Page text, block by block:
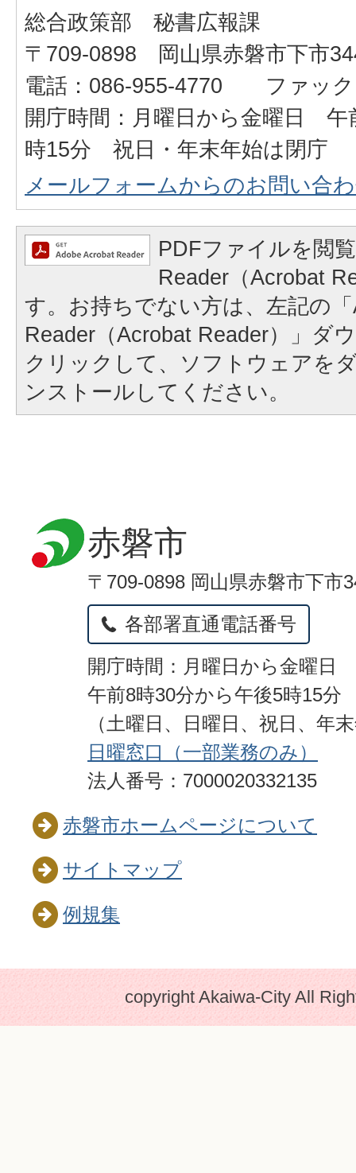
総合政策部 秘書広報課
〒709-0898 岡山県赤磐市下市
電話：086-955-4770 ファック
開庁時間：月曜日から金曜日 午
時15分 祝日・年末年始は閉庁
メールフォームからのお問い合
PDFファイルを閲
Reader（Acrobat
す。お持ちでない方は、左記の
Reader（Acrobat Reader）」ダ
クリックして、ソフトウェアを
ンストールしてください。
赤磐市
〒709-0898 岡山県赤磐市下市
各部署直通電話番号
開庁時間：月曜日から金曜日
午前8時30分から午後5時15分
（土曜日、日曜日、祝日、年
日曜窓口（一部業務のみ）
法人番号：7000020332135
赤磐市ホームページについて
サイトマップ
例規集
copyright Akaiwa-City All